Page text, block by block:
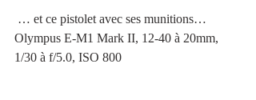
… et ce pistolet avec ses munitions…
Olympus E-M1 Mark II, 12-40 à 20mm,
1/30 à f/5.0, ISO 800